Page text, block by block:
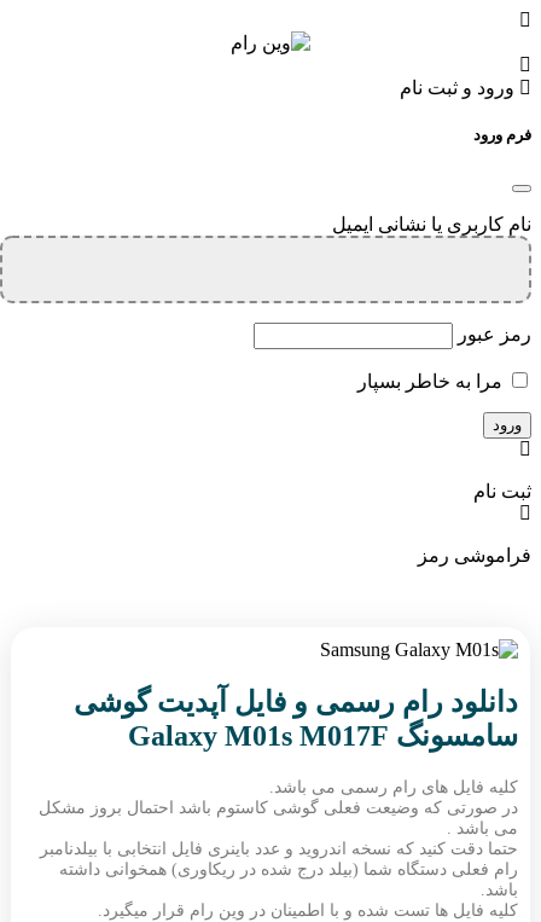
ورود و ثبت نام
فرم ورود
نام کاربری یا نشانی ایمیل
رمز عبور
مرا به خاطر بسپار
ثبت نام
فراموشی رمز
دانلود رام رسمی و فایل آپدیت گوشی
سامسونگ Galaxy M01s M017F
کلیه فایل های رام رسمی می باشد.
در صورتی که وضیعت فعلی گوشی کاستوم باشد احتمال بروز مشکل
می باشد .
حتما دقت کنید که نسخه اندروید و عدد باینری فایل انتخابی با بیلدنامبر
رام فعلی دستگاه شما (بیلد درج شده در ریکاوری) همخوانی داشته
باشد.
کلیه فایل ها تست شده و با اطمینان در وین رام قرار میگیرد.